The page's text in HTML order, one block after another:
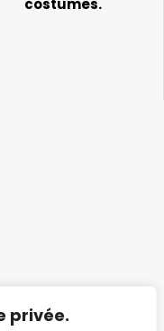
privée.
costumes.